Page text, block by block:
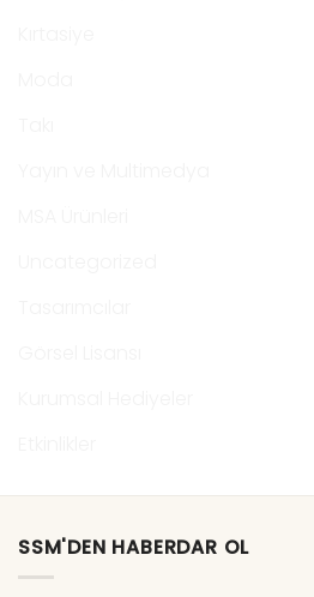
SSM'DEN HABERDAR OL